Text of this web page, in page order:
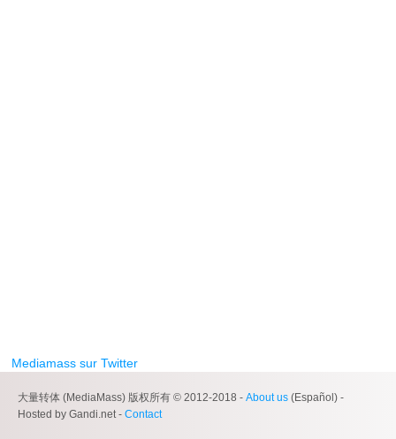
Mediamass sur Twitter
大量转体 (MediaMass) 版权所有 © 2012-2018 - About us (Español) -
Hosted by Gandi.net - Contact